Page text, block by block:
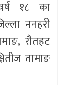
१८ का
मनहरी
रौतहट
तामाङ